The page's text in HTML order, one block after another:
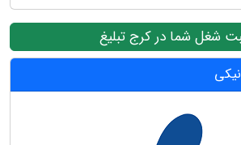
شغل شما در کرج تبلیغ